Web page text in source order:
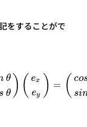
をすることがで
θ
θ )( ex
ey ) = ( co
si